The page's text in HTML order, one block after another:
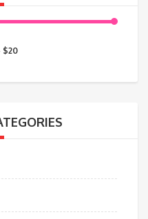
$20